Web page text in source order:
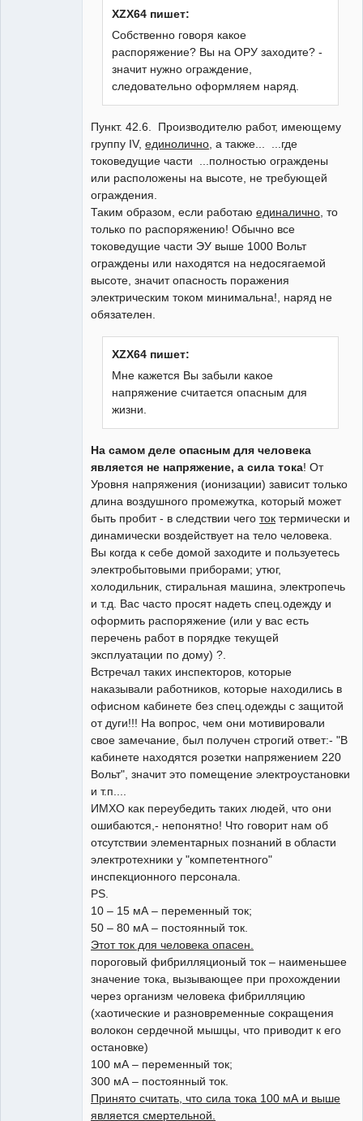
XZX64 пишет:
Собственно говоря какое
распоряжение? Вы на ОРУ заходите? -
значит нужно ограждение,
следовательно оформляем наряд.
Пункт. 42.6. Производителю работ, имеющему
группу IV, единолично, а также... ...где
токоведущие части ...полностью ограждены
или расположены на высоте, не требующей
ограждения.
Таким образом, если работаю единалично, то
только по распоряжению! Обычно все
токоведущие части ЭУ выше 1000 Вольт
ограждены или находятся на недосягаемой
высоте, значит опасность поражения
электрическим током минимальна!, наряд не
обязателен.
XZX64 пишет:
Мне кажется Вы забыли какое
напряжение считается опасным для
жизни.
На самом деле опасным для человека
является не напряжение, а сила тока! От
Уровня напряжения (ионизации) зависит только
длина воздушного промежутка, который может
быть пробит - в следствии чего ток термически и
динамически воздействует на тело человека.
Вы когда к себе домой заходите и пользуетесь
электробытовыми приборами; утюг,
холодильник, стиральная машина, электропечь
и т.д. Вас часто просят надеть спец.одежду и
оформить распоряжение (или у вас есть
перечень работ в порядке текущей
эксплуатации по дому) ?.
Встречал таких инспекторов, которые
наказывали работников, которые находились в
офисном кабинете без спец.одежды с защитой
от дуги!!! На вопрос, чем они мотивировали
свое замечание, был получен строгий ответ:- "В
кабинете находятся розетки напряжением 220
Вольт", значит это помещение электроустановки
и т.п....
ИМХО как переубедить таких людей, что они
ошибаются,- непонятно! Что говорит нам об
отсутствии элементарных познаний в области
электротехники у "компетентного"
инспекционного персонала.
PS.
10 – 15 мА – переменный ток;
50 – 80 мА – постоянный ток.
Этот ток для человека опасен.
пороговый фибрилляционый ток – наименьшее
значение тока, вызывающее при прохождении
через организм человека фибрилляцию
(хаотические и разновременные сокращения
волокон сердечной мышцы, что приводит к его
остановке)
100 мА – переменный ток;
300 мА – постоянный ток.
Принято считать, что сила тока 100 мА и выше
является смертельной.